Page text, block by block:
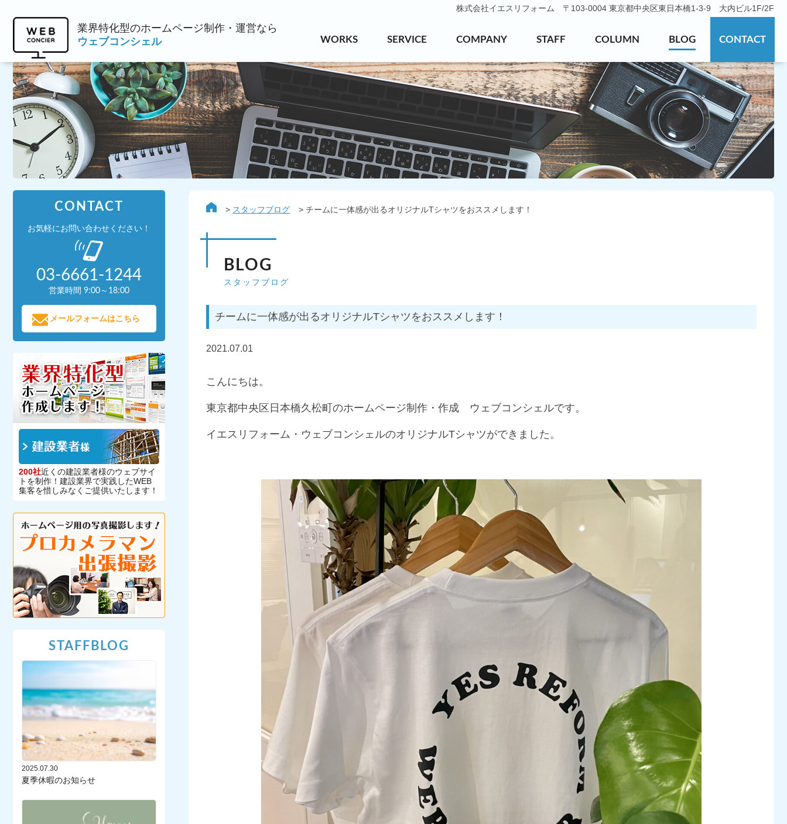
株式会社イエスリフォーム 〒103-0004 東京都中央区東日本橋1-3-9 大内ビル1F/2F
業界特化型のホームページ制作・運営なら
ウェブコンシェル
WORKS SERVICE COMPANY STAFF COLUMN BLOG CONTACT
スタッフブログ チームに一体感が出るオリジナルTシャツをおススメします！
BLOG
スタッフブログ
チームに一体感が出るオリジナルTシャツをおススメします！
2021.07.01
こんにちは。
東京都中央区日本橋久松町のホームページ制作・作成 ウェブコンシェルです。
イエスリフォーム・ウェブコンシェルのオリジナルTシャツができました。
CONTACT
お気軽にお問い合わせください！
03-6661-1244
営業時間 9:00～18:00
メールフォームはこちら
200社近くの建設業者様のウェブサイ
トを制作！建設業界で実践したWEB
集客を惜しみなくご提供いたします！
STAFFBLOG
2025.07.30
夏季休暇のお知らせ